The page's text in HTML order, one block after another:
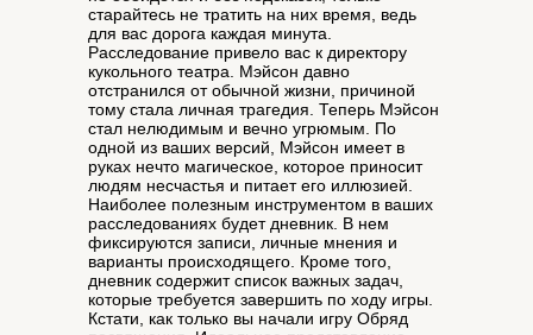
старайтесь не тратить на них время, ведь
для вас дорога каждая минута.
Расследование привело вас к директору
кукольного театра. Мэйсон давно
отстранился от обычной жизни, причиной
тому стала личная трагедия. Теперь Мэйсон
стал нелюдимым и вечно угрюмым. По
одной из ваших версий, Мэйсон имеет в
руках нечто магическое, которое приносит
людям несчастья и питает его иллюзией.
Наиболее полезным инструментом в ваших
расследованиях будет дневник. В нем
фиксируются записи, личные мнения и
варианты происходящего. Кроме того,
дневник содержит список важных задач,
которые требуется завершить по ходу игры.
Кстати, как только вы начали игру Обряд